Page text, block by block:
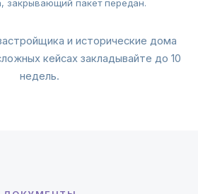
закрывающий пакет передан.
и исторические дома
кейсах закладывайте до 10
недель.